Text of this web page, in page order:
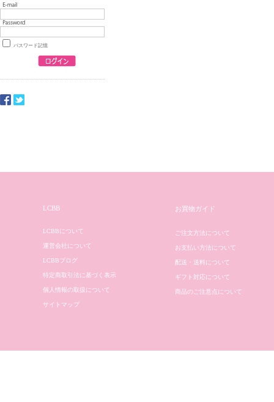
パスワード記憶
LCBB
LCBBについて
運営会社について
LCBBブログ
特定商取引法に基づく表示
個人情報の取扱について
サイトマップ
お買物ガイド
ご注文方法について
お支払い方法について
配送・送料について
ギフト対応について
商品のご注意点について